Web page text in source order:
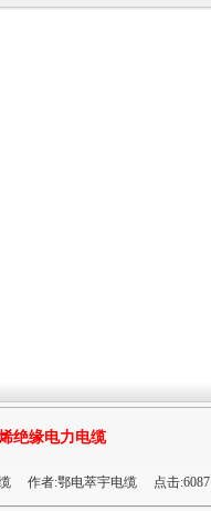
绝缘电力电缆
缆 作者:鄂电萃宇电缆 点击:6087